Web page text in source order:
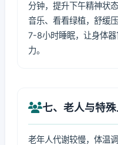
分钟，提升下午精神状
音乐、看看绿植，舒缓
7-8小时睡眠，让身体
力。
七、老人与特
老年人代谢较慢，体温